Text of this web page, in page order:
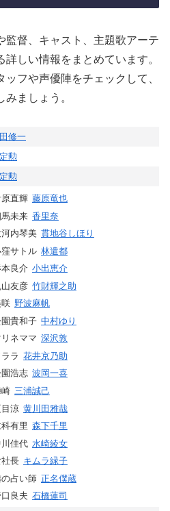
監督、キャスト、主題歌アーテ
しい情報をまとめています。
フや声優陣をチェックして、
ましょう。
修一
勲
勲
直輝 藤原竜也
未来 香里奈
河内琴美 貫地谷しほり
サトル 林遣都
良介 小出恵介
山友彦 竹財輝之助
野波麻帆
貴和子 中村ゆり
リネママ 深沢敦
ラ 花井京乃助
浩志 波岡一喜
三浦誠己
目涼 黄川田雅哉
有里 森下千里
佳代 水崎綾女
長 キムラ緑子
占い師 正名僕蔵
良夫 石橋蓮司